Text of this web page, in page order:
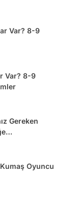
Var? 8-9
Var? 8-9
Gereken
Oyuncu